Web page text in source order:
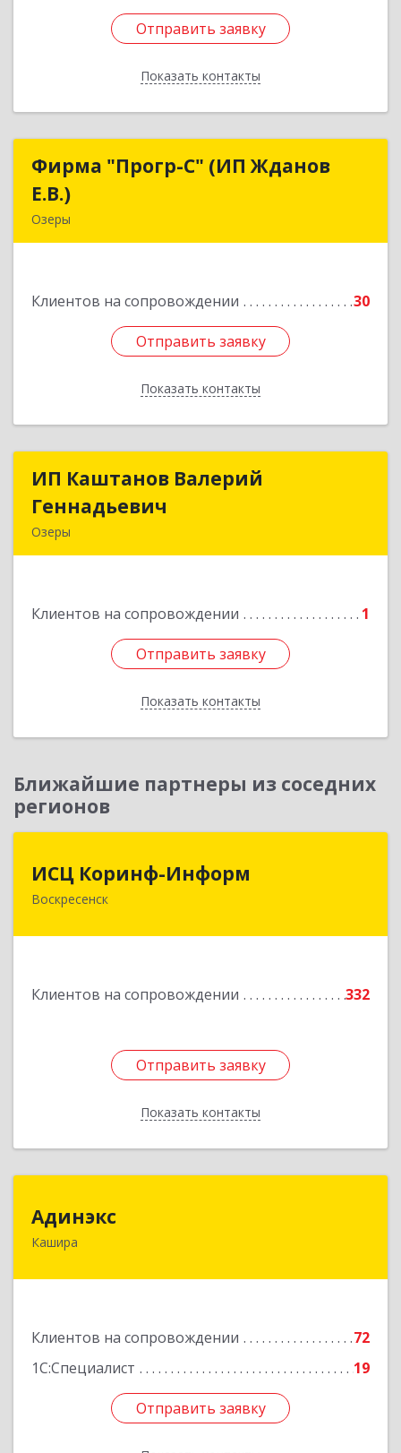
Отправить заявку
Показать контакты
Отправить заявку
Назад
Фирма "Прогр-С" (ИП Жданов
Е.В.)
Озеры
Клиентов на сопровождении 30
Отправить заявку
Показать контакты
Фирма "Прогр-С" (ИП Жданов
Подробнее
Отправить заявку
Назад
ИП Каштанов Валерий
Геннадьевич
Озеры
Клиентов на сопровождении 1
Отправить заявку
Показать контакты
ИП Каштанов Валерий
Подробнее
Отправить заявку
Назад
Ближайшие партнеры из соседних
регионов
ИСЦ Коринф-Информ
Воскресенск
Клиентов на сопровождении 332
Отправить заявку
Показать контакты
ИСЦ Коринф-Информ
140200, Московская обл, Воскресенский р-н,
Подробнее
Отправить заявку
Назад
Адинэкс
Кашира
Клиентов на сопровождении
72
1С:Специалист
19
Отправить заявку
142900, Московская обл, г.о. Кашира, Кашира г,
Отправить заявку